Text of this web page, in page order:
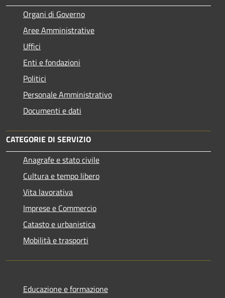
Organi di Governo
Aree Amministrative
Uffici
Enti e fondazioni
Politici
Personale Amministrativo
Documenti e dati
CATEGORIE DI SERVIZIO
Anagrafe e stato civile
Cultura e tempo libero
Vita lavorativa
Imprese e Commercio
Catasto e urbanistica
Mobilità e trasporti
Educazione e formazione